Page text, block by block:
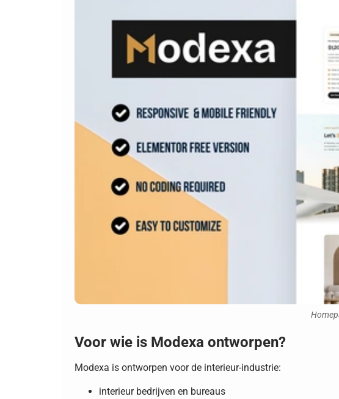
Voor wie is Modexa ontworpen?
Modexa is ontworpen voor de interieur-industrie:
interieur bedrijven en bureaus